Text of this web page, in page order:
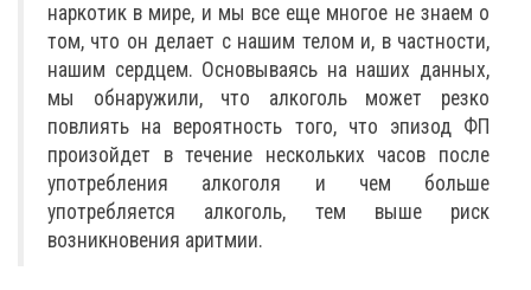
наркотик в мире, и мы все еще многое не знаем о
том, что он делает с нашим телом и, в частности,
нашим сердцем. Основываясь на наших данных,
мы обнаружили, что алкоголь может резко
повлиять на вероятность того, что эпизод ФП
произойдет в течение нескольких часов после
употребления алкоголя и чем больше
употребляется алкоголь, тем выше риск
возникновения аритмии.